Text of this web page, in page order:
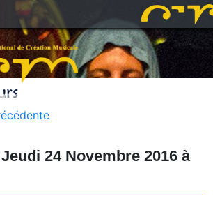
Jeudi 24 Novembre 2016 à